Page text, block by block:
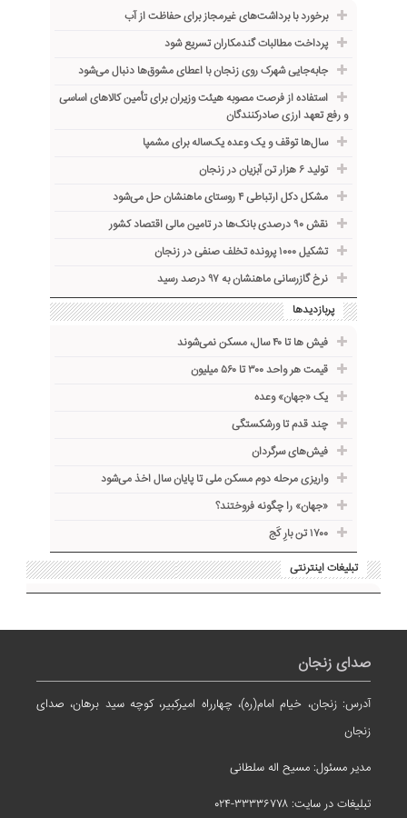
برخورد با برداشت‌های غیرمجاز برای حفاظت از آب
پرداخت مطالبات گندمکاران تسریع شود
جابه‌جایی شهرک روی زنجان با اعطای مشوق‌ها دنبال می‌شود
استفاده از فرصت مصوبه هیئت وزیران برای تأمین کالاهای اساسی
و رفع تعهد ارزی صادرکنندگان
سال‌ها توقف و یک وعده یک‌ساله برای مشمپا
تولید ۶ هزار تن آبزیان در زنجان
مشکل دکل ارتباطی ۴ روستای ماهنشان حل می‌شود
نقش ۹۰ درصدی بانک‌ها در تامین مالی اقتصاد کشور
تشکیل ۱۰۰۰ پرونده تخلف صنفی در زنجان
نرخ گازرسانی ماهنشان به ۹۷ درصد رسید
پربازدیدها
فیش ها تا ۴۰ سال، مسکن نمی‌شوند
قیمت هر واحد ۳۰۰ تا ۵۶۰ میلیون
یک «جهان» وعده
چند قدم تا ورشکستگی
فیش‌های سرگردان
واریزی مرحله دوم مسکن ملی تا پایان سال اخذ می‌شود
«جهان» را چگونه فروختند؟
۱۷۰۰ تن بارِ کَج
تبلیغات اینترنتی
صدای زنجان
آدرس: زنجان، خیام امام(ره)، چهارراه امیرکبیر، کوچه سید برهان، صدای
زنجان
مدیر مسئول: مسیح اله سلطانی
تبلیغات در سایت: ۳۳۳۳۶۷۷۸-۰۲۴